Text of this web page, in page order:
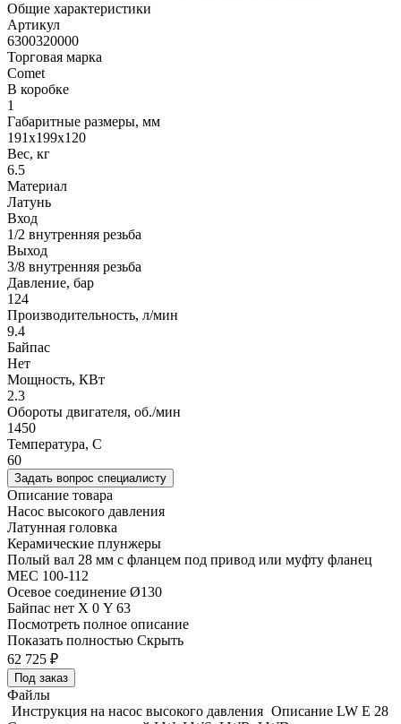
Общие характеристики
Артикул
6300320000
Торговая марка
Comet
В коробке
1
Габаритные размеры, мм
191x199x120
Вес, кг
6.5
Материал
Латунь
Вход
1/2 внутренняя резьба
Выход
3/8 внутренняя резьба
Давление, бар
124
Производительность, л/мин
9.4
Байпас
Нет
Мощность, КВт
2.3
Обороты двигателя, об./мин
1450
Температура, C
60
Задать вопрос специалисту
Описание товара
Насос высокого давления
Латунная головка
Керамические плунжеры
Полый вал 28 мм с фланцем под привод или муфту фланец
MEC 100-112
Осевое соединение Ø130
Байпас нет Х 0 Y 63
Посмотреть полное описание
Показать полностью Скрыть
62 725 ₽
Под заказ
Файлы
Инструкция на насос высокого давления Описание LW E 28